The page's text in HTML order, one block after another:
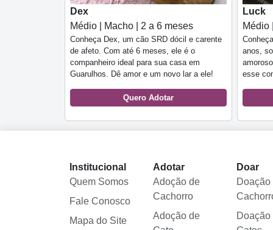
Dex
Médio | Macho | 2 a 6 meses
Conheça Dex, um cão SRD dócil e carente
de afeto. Com até 6 meses, ele é o
companheiro ideal para sua casa em
Guarulhos. Dê amor e um novo lar a ele!
Quero Adotar
Luck
Médio
anos,
esse
Institucional
Quem Somos
Fale Conosco
Mapa do Site
Adotar
Adoção de
Cachorro
Adoção de
Doar
Doação
Doação